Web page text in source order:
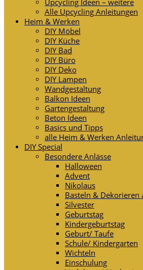
Upcycling Ideen – weitere
Alle Upcycling Anleitungen
Heim & Werken
DIY Möbel
DIY Küche
DIY Bad
DIY Büro
DIY Deko
DIY Lampen
Wandgestaltung
Balkon Ideen
Gartengestaltung
Beton Ideen
Basics und Tipps
alle Heim & Werken
DIY Special
Besondere Anlässe
Halloween
Advent
Nikolaus
Basteln & Dekorieren
Silvester
Geburtstag
Kindergeburtstag
Geburt/ Taufe
Schule/ Kindergarten
Wichteln
Einschulung